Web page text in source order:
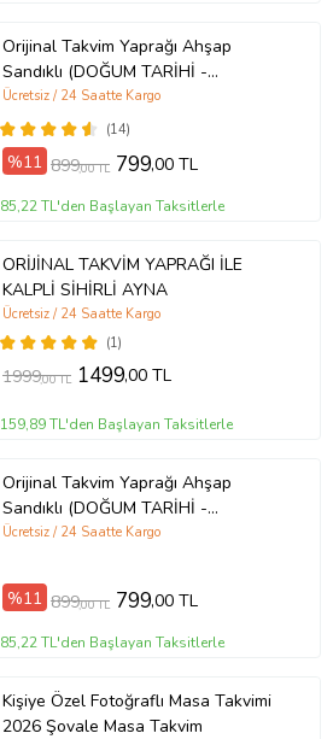
Orijinal Takvim Yaprağı Ahşap
Sandıklı (DOĞUM TARİHİ -
TANIŞMA TARİHİ- EVLİLİK TARİHİ
İÇİN UNUTULMAZ HEDİYE )
(14)
Ücretsiz / 24 Saatte Kargo
%11 899,00 TL 799,00 TL
85,22 TL'den Başlayan Taksitlerle
ORİJİNAL TAKVİM YAPRAĞI İLE
KALPLİ SİHİRLİ AYNA
(1)
Ücretsiz / 24 Saatte Kargo
1999,00 TL 1499,00 TL
159,89 TL'den Başlayan Taksitlerle
Orijinal Takvim Yaprağı Ahşap
Sandıklı (DOĞUM TARİHİ -
TANIŞMA TARİHİ- EVLİLİK TARİHİ
Ücretsiz / 24 Saatte Kargo
%11 899,00 TL 799,00 TL
85,22 TL'den Başlayan Taksitlerle
Kişiye Özel Fotoğraflı Masa Takvimi
2026 Şovale Masa Takvim